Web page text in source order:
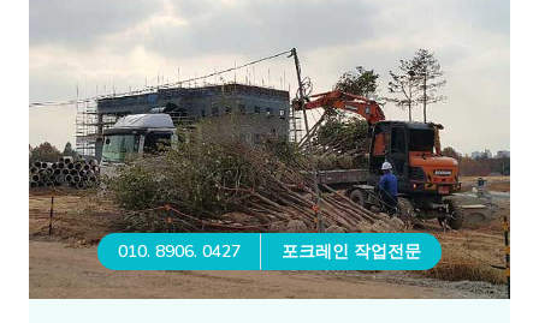
010. 8906. 0427 포크레인 작업전문